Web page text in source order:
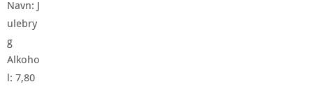
Navn: J
ulebry
g
Alkoho
l: 7,80